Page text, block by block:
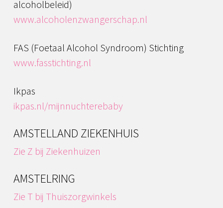
alcoholbeleid)
www.alcoholenzwangerschap.nl
FAS (Foetaal Alcohol Syndroom) Stichting
www.fasstichting.nl
Ikpas
ikpas.nl/mijnnuchterebaby
AMSTELLAND ZIEKENHUIS
Zie Z bij Ziekenhuizen
AMSTELRING
Zie T bij Thuiszorgwinkels